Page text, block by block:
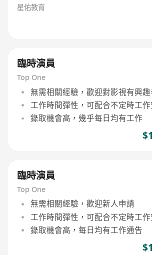
星佑教育
臨時演員
Top One
無需相關經驗，歡迎對影視有興
工作時間彈性，可配合不定時工
錄取機會高，幾乎每日均有工作
臨時演員
Top One
無需相關經驗，歡迎新人申請
工作時間彈性，可配合不定時工
錄取機會高，每日均有工作通告